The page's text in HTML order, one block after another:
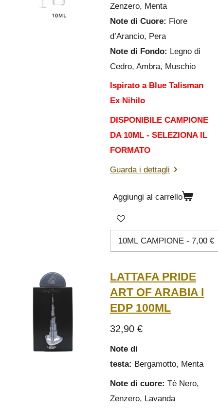
Zenzero, Menta
Note di Cuore: Fiore
d’Arancio, Pera
Note di Fondo: Legno di
Cedro, Ambra, Muschio
Ispirato a Blue Talisman
Ex Nihilo
DISPONIBILE CAMPIONE
DA 10ML - SELEZIONA IL
FORMATO
Guarda i dettagli
Aggiungi al carrello
LATTAFA PRIDE
ART OF ARABIA I
EDP 100ML
32,90 €
Note di
testa: Bergamotto, Menta
Note di cuore: Tè Nero,
Zenzero, Lavanda